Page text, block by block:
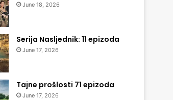
June 18, 2026
Serija Nasljednik: 11 epizoda
June 17, 2026
Tajne prošlosti 71 epizoda
June 17, 2026